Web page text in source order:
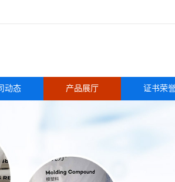
动态 产品展厅 证书荣